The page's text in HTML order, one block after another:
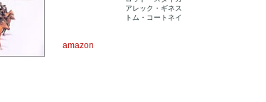
アレック・ギネス
トム・コートネイ
amazon